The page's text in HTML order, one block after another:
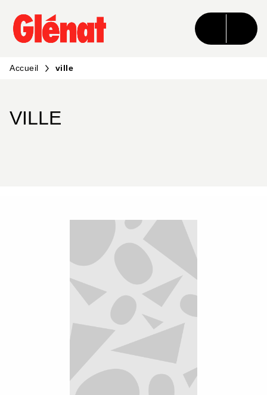
MENU RECHERCHE CONTENU
PIED DE PAGE
Accueil ville
VILLE